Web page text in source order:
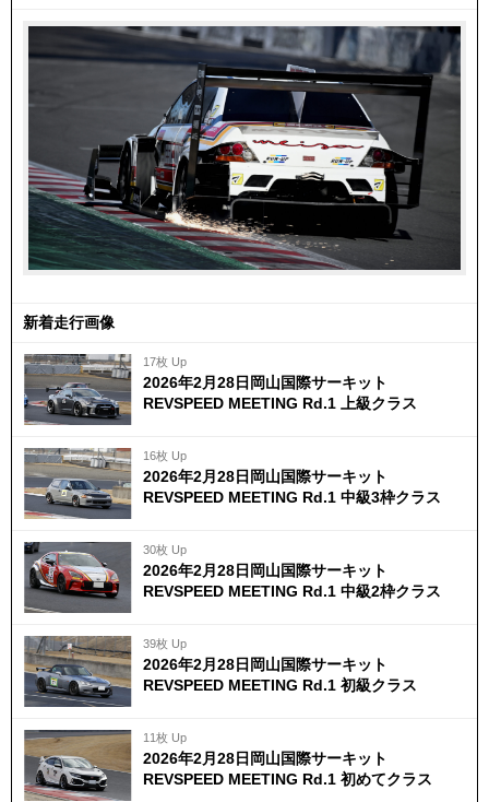
新着走行画像
17枚 Up
2026年2月28日岡山国際サーキット
REVSPEED MEETING Rd.1 上級クラス
16枚 Up
2026年2月28日岡山国際サーキット
REVSPEED MEETING Rd.1 中級3枠クラス
30枚 Up
2026年2月28日岡山国際サーキット
REVSPEED MEETING Rd.1 中級2枠クラス
39枚 Up
2026年2月28日岡山国際サーキット
REVSPEED MEETING Rd.1 初級クラス
11枚 Up
2026年2月28日岡山国際サーキット
REVSPEED MEETING Rd.1 初めてクラス